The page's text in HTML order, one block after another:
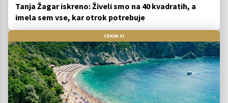
Tanja Žagar iskreno: Živeli smo na 40 kvadratih, a
imela sem vse, kar otrok potrebuje
CEKIN.SI